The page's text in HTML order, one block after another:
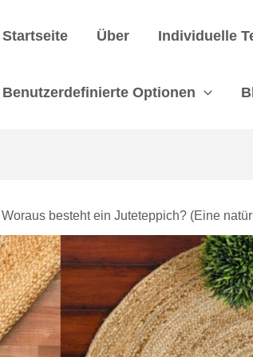
Startseite Über Individuelle
Benutzerdefinierte Optionen
Woraus besteht ein Juteteppich? (Eine